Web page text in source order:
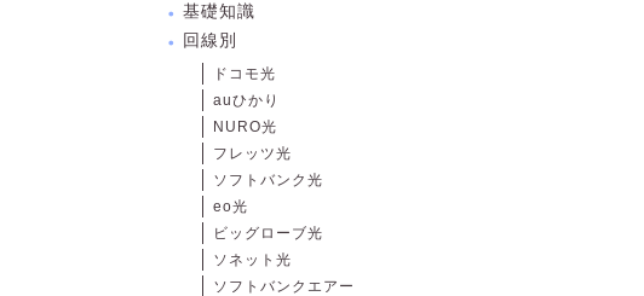
基礎知識
回線別
ドコモ光
auひかり
NURO光
フレッツ光
ソフトバンク光
eo光
ビッグローブ光
ソネット光
ソフトバンクエアー